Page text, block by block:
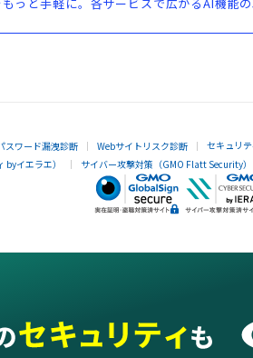
スワード漏洩診断 Webサイトリスク診断
セキュリ
イエラエ） サイバー攻撃対策（GMO Flatt Security）